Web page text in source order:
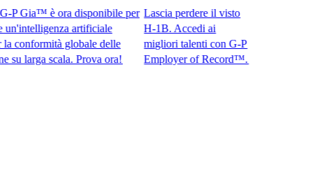
è ora disponibile per
artificiale
globale delle
larga scala. Prova ora!​​
Lascia perdere il visto
H-1B. Accedi ai
migliori talenti con G-P
Employer of Record™.​​